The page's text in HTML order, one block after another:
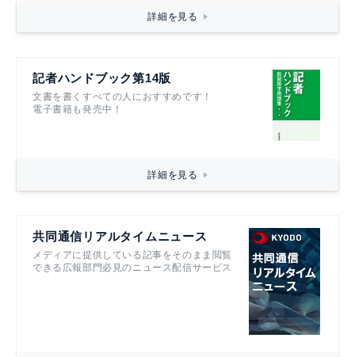
詳細を見る
記者ハンドブック第14版
文書を書くすべての人におすすめです！
電子書籍も発売中！
詳細を見る
共同通信リアルタイムニュース
メディアに提供している記事をそのまま閲覧
できる広報部門必見のニュース配信サービス